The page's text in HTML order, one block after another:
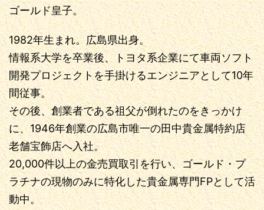
ゴールド皇子。
1982年生まれ。広島県出身。
情報系大学を卒業後、トヨタ系企業にて車両ソフト
開発プロジェクトを手掛けるエンジニアとして10年
間従事。
その後、創業者である祖父が倒れたのをきっかけ
に、1946年創業の広島市唯一の田中貴金属特約店
老舗宝飾店へ入社。
20,000件以上の金売買取引を行い、ゴールド・プ
ラチナの現物のみに特化した貴金属専門FPとして活
動中。